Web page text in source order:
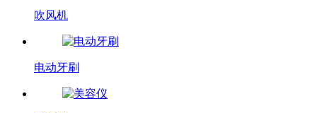
吹风机
电动牙刷